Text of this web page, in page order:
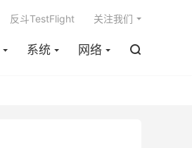
系统 网络 
反斗TestFlight 关注我们